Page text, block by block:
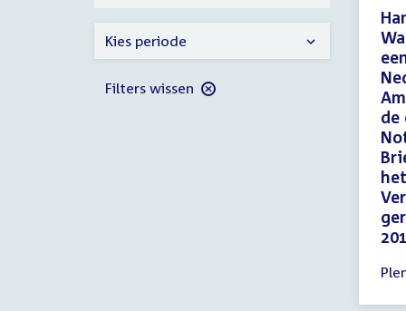
de
Kies periode
Filters wissen